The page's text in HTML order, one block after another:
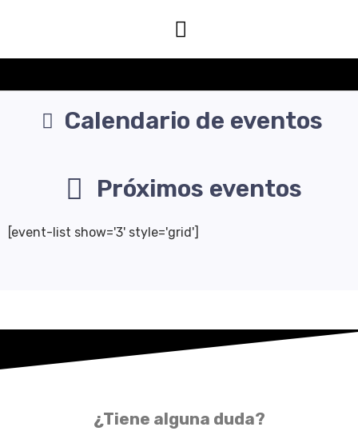
Calendario de eventos​
Próximos eventos
[event-list show='3' style='grid']
¿Tiene alguna duda?